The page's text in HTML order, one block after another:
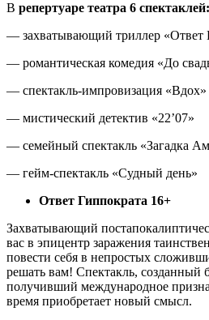
В репертуаре театра 6 спектаклей:
— захватывающий триллер «Ответ
— романтическая комедия «До
— спектакль-импровизация «Вдох»
— мистический детектив «22’07»
— семейный спектакль «Загадка
— гейм-спектакль «Судный день»
Ответ Гиппократа 16+
Захватывающий
вас в эпицентр заражения
повести себя в непростых
решать вам! Спектакль, созданный
получивший международное
время приобретает новый смысл.